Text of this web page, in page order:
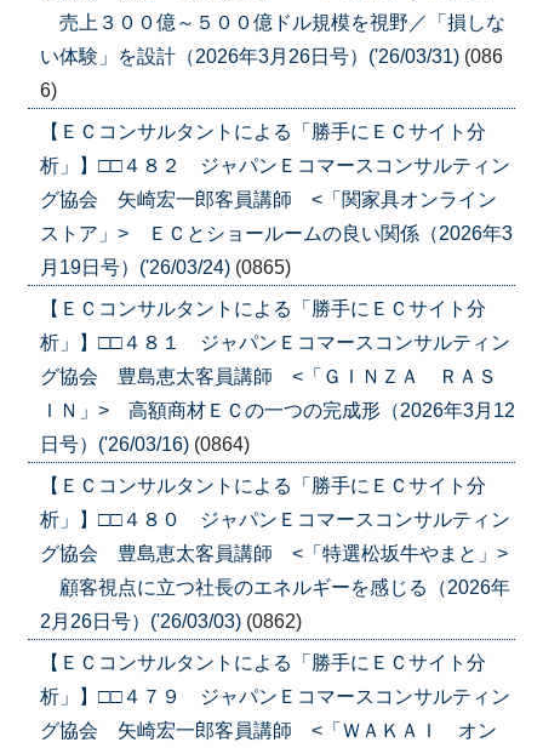
売上３００億～５００億ドル規模を視野／「損しな
い体験」を設計（2026年3月26日号）('26/03/31) (086
6)
【ＥＣコンサルタントによる「勝手にＥＣサイト分
析」】□□４８２ ジャパンＥコマースコンサルティン
グ協会 矢崎宏一郎客員講師 <「関家具オンライン
ストア」> ＥＣとショールームの良い関係（2026年3
月19日号）('26/03/24) (0865)
【ＥＣコンサルタントによる「勝手にＥＣサイト分
析」】□□４８１ ジャパンＥコマースコンサルティン
グ協会 豊島恵太客員講師 <「ＧＩＮＺＡ ＲＡＳ
ＩＮ」> 高額商材ＥＣの一つの完成形（2026年3月12
日号）('26/03/16) (0864)
【ＥＣコンサルタントによる「勝手にＥＣサイト分
析」】□□４８０ ジャパンＥコマースコンサルティン
グ協会 豊島恵太客員講師 <「特選松坂牛やまと」>
顧客視点に立つ社長のエネルギーを感じる（2026年
2月26日号）('26/03/03) (0862)
【ＥＣコンサルタントによる「勝手にＥＣサイト分
析」】□□４７９ ジャパンＥコマースコンサルティン
グ協会 矢崎宏一郎客員講師 <「ＷＡＫＡＩ オン